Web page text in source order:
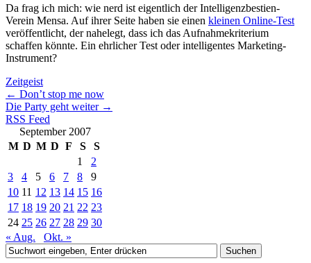
Da frag ich mich: wie nerd ist eigentlich der Intelligenzbestien-
Verein Mensa. Auf ihrer Seite haben sie einen kleinen Online-Test
veröffentlicht, der nahelegt, dass ich das Aufnahmekriterium
schaffen könnte. Ein ehrlicher Test oder intelligentes Marketing-
Instrument?
Zeitgeist
← Don’t stop me now
Die Party geht weiter →
RSS Feed
September 2007
M D M D F S
S
1
2
3
4 5 6 7 8
9
10 11 12 13 14 15 16
17 18 19 20 21 22 23
24 25 26 27 28 29 30
« Aug.
Okt. »